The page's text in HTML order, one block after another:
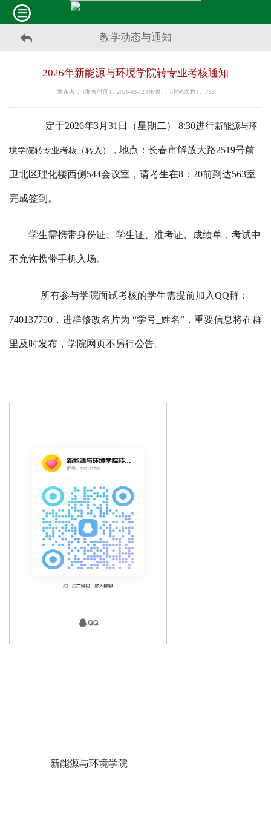
教学动态与通知
2026年新能源与环境学院转专业考核通知
发布者： [发表时间]：2026-03-12 [来源]： [浏览次数]： 753
定于2026年3月31日（星期二） 8:30进行新能源与环
境学院转专业考核（转入）， 地点：长春市解放大路2519号前
卫北区理化楼西侧 544会议室，请考生在8：20前到达563室
完成签到。
学生需携带身份证、学生证、准考证、成绩单，考试中
不允许携带手机入场。
所有参与学院面试考核的学生需提前加入QQ群：
740137790，进群修改名片为 “学号_姓名”，重要信息将在群
里及时发布，学院网页不另行公告。
新能源与环境学院